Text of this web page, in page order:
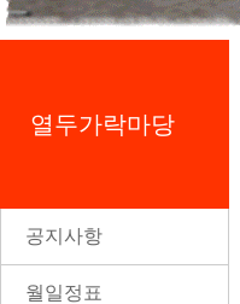
열두가락마당
공지사항
월일정표